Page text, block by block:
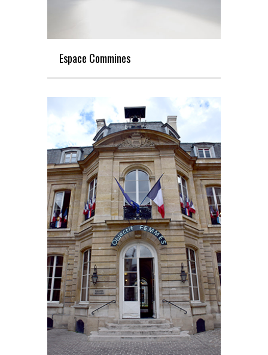
Espace Commines